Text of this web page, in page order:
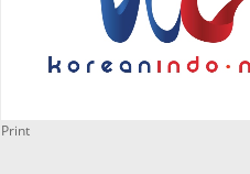
Print